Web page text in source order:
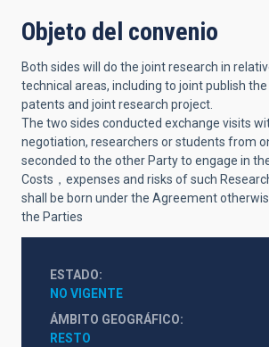
Objeto del convenio
Both sides will do the joint research in
technical areas, including to joint publish
patents and joint research project.
The two sides conducted exchange visits
negotiation, researchers or students from
seconded to the other Party to engage in
Costs，expenses and risks of such
shall be born under the Agreement
the Parties
ESTADO
NO VIGENTE
ÁMBITO GEOGRÁFICO
RESTO